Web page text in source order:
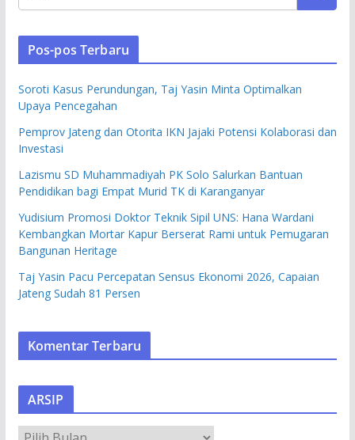
Pos-pos Terbaru
Soroti Kasus Perundungan, Taj Yasin Minta Optimalkan
Upaya Pencegahan
Pemprov Jateng dan Otorita IKN Jajaki Potensi Kolaborasi dan
Investasi
Lazismu SD Muhammadiyah PK Solo Salurkan Bantuan
Pendidikan bagi Empat Murid TK di Karanganyar
Yudisium Promosi Doktor Teknik Sipil UNS: Hana Wardani
Kembangkan Mortar Kapur Berserat Rami untuk Pemugaran
Bangunan Heritage
Taj Yasin Pacu Percepatan Sensus Ekonomi 2026, Capaian
Jateng Sudah 81 Persen
Komentar Terbaru
ARSIP